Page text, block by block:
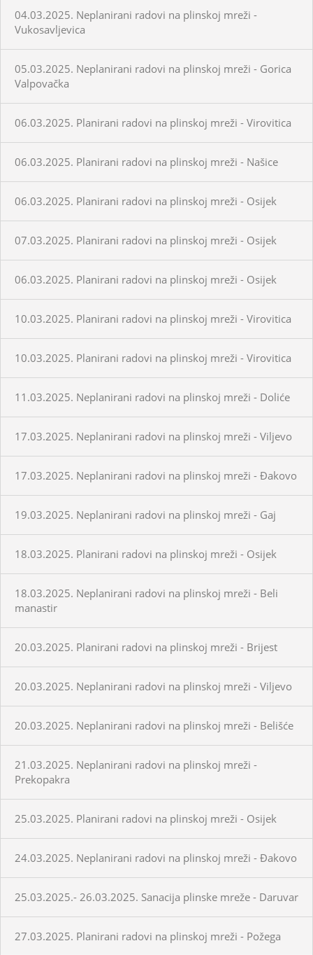
04.03.2025. Neplanirani radovi na plinskoj mreži -
Vukosavljevica
05.03.2025. Neplanirani radovi na plinskoj mreži - Gorica
Valpovačka
06.03.2025. Planirani radovi na plinskoj mreži - Virovitica
06.03.2025. Planirani radovi na plinskoj mreži - Našice
06.03.2025. Planirani radovi na plinskoj mreži - Osijek
07.03.2025. Planirani radovi na plinskoj mreži - Osijek
06.03.2025. Planirani radovi na plinskoj mreži - Osijek
10.03.2025. Planirani radovi na plinskoj mreži - Virovitica
10.03.2025. Planirani radovi na plinskoj mreži - Virovitica
11.03.2025. Neplanirani radovi na plinskoj mreži - Doliće
17.03.2025. Neplanirani radovi na plinskoj mreži - Viljevo
17.03.2025. Neplanirani radovi na plinskoj mreži - Đakovo
19.03.2025. Neplanirani radovi na plinskoj mreži - Gaj
18.03.2025. Planirani radovi na plinskoj mreži - Osijek
18.03.2025. Neplanirani radovi na plinskoj mreži - Beli
manastir
20.03.2025. Planirani radovi na plinskoj mreži - Brijest
20.03.2025. Neplanirani radovi na plinskoj mreži - Viljevo
20.03.2025. Neplanirani radovi na plinskoj mreži - Belišće
21.03.2025. Neplanirani radovi na plinskoj mreži -
Prekopakra
25.03.2025. Planirani radovi na plinskoj mreži - Osijek
24.03.2025. Neplanirani radovi na plinskoj mreži - Đakovo
25.03.2025.- 26.03.2025. Sanacija plinske mreže - Daruvar
27.03.2025. Planirani radovi na plinskoj mreži - Požega